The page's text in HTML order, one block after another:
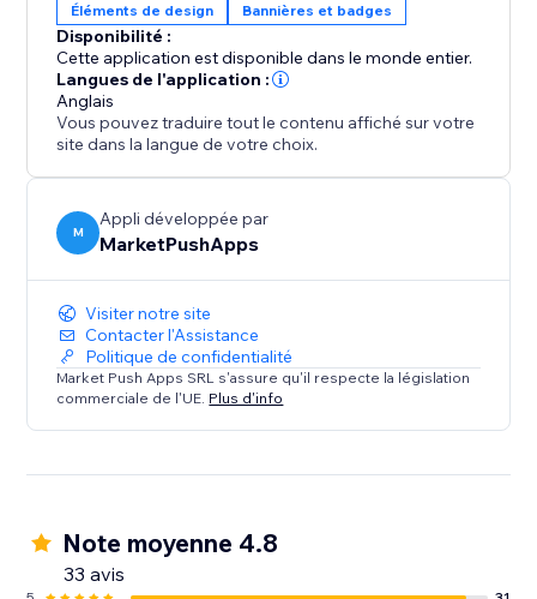
Éléments de design Bannières et badges
Disponibilité :
Cette application est disponible dans le monde entier.
Langues de l'application :
Anglais
Vous pouvez traduire tout le contenu affiché sur votre
site dans la langue de votre choix.
M
Appli développée par
MarketPushApps
Visiter notre site
Contacter l'Assistance
Politique de confidentialité
Market Push Apps SRL s'assure qu'il respecte la législation
commerciale de l'UE. Plus d'info
Note moyenne 4.8
33 avis